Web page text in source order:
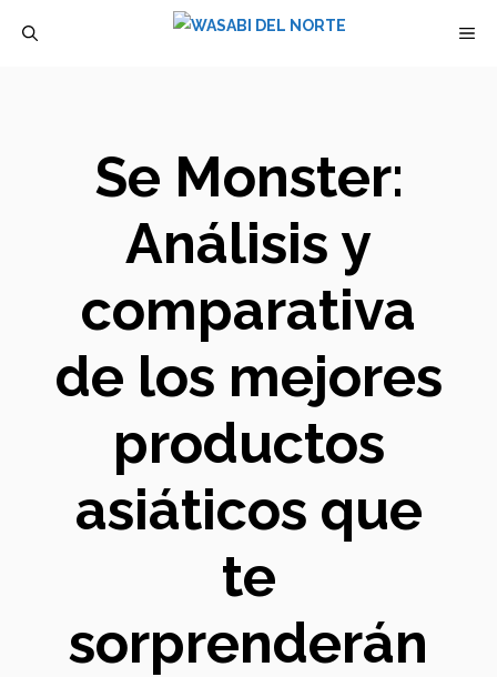
Se Monster:
Análisis y
comparativa
de los mejores
productos
asiáticos que
te
sorprenderán